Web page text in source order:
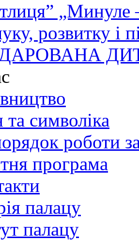
„Минуле
розвитку і
та символіка
роботи
програма
палацу
палацу